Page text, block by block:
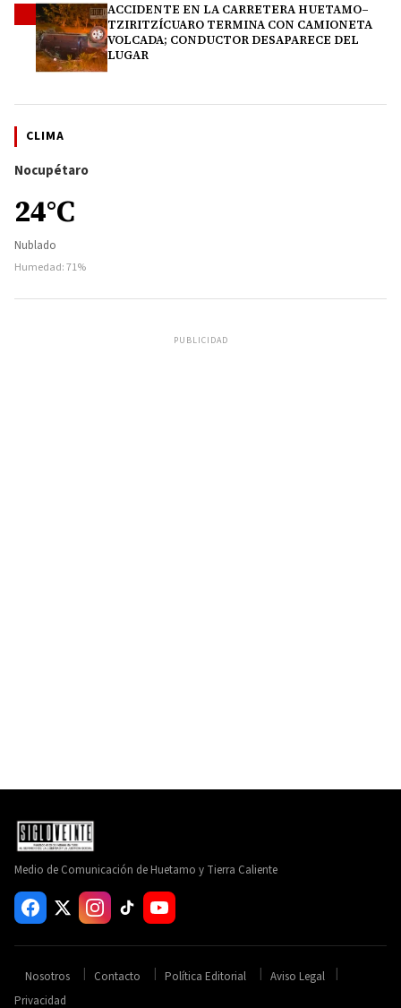
ACCIDENTE EN LA CARRETERA HUETAMO–
TZIRITZÍCUARO TERMINA CON CAMIONETA
VOLCADA; CONDUCTOR DESAPARECE DEL
LUGAR
CLIMA
Nocupétaro
24°C
Nublado
Humedad: 71%
PUBLICIDAD
Medio de Comunicación de Huetamo y Tierra Caliente
Nosotros Contacto Política Editorial
Aviso Legal
Privacidad